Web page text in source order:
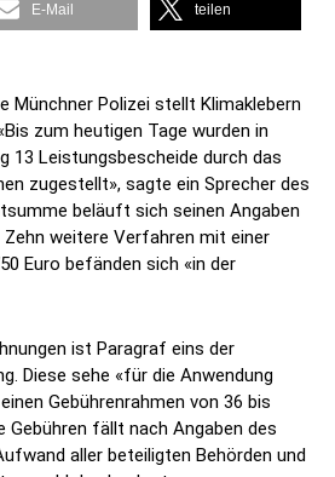
E-Mail teilen
Münchner Polizei stellt Klimaklebern
zum heutigen Tage wurden in
13 Leistungsbescheide durch das
zugestellt», sagte ein Sprecher des
beläuft sich seinen Angaben
weitere Verfahren mit einer
Euro befänden sich «in der
ist Paragraf eins der
Diese sehe «für die Anwendung
Gebührenrahmen von 36 bis
Gebühren fällt nach Angaben des
aller beteiligten Behörden und